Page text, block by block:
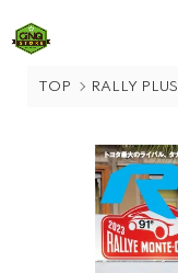
TOP RALLY PLUS